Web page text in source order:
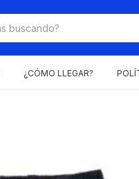
¿CÓMO LLEGAR?